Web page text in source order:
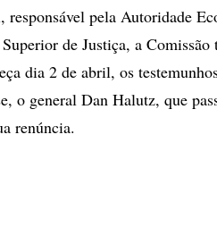
pela Autoridade
de Justiça, a Comissão
dia 2 de abril, os
o general Dan Halutz, que
renúncia.